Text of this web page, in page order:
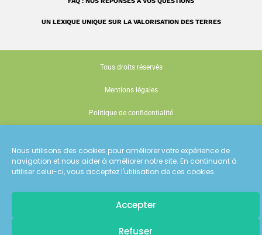
Nous utilisons des cookies pour améliorer votre expérience de
navigation et nous aider à améliorer notre site. En continuant à
utiliser celui-ci, vous acceptez l'utilisation de ces cookies.
Accepter
Refuser
UN LEXIQUE UNIQUE SUR LA VALORISATION DES TERRES
Tous droits réservés
Mentions légales
Politique de confidentialité
Conception : Siouxe
les dernières actualités d'ECT